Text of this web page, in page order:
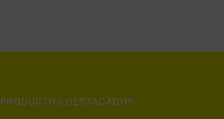
PRODUCTOS DESTACADOS